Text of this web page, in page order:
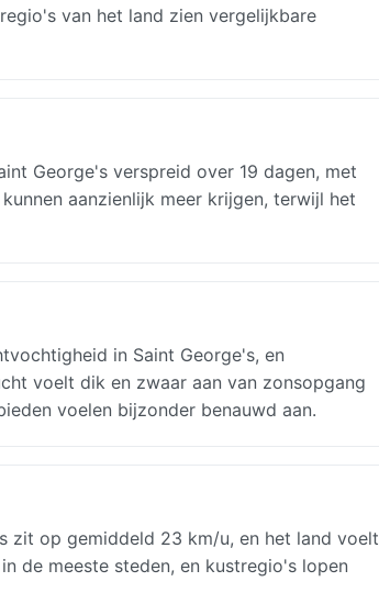
van het land zien vergelijkbare
George's verspreid over 19 dagen, met
aanzienlijk meer krijgen, terwijl het
in Saint George's, en
voelt dik en zwaar aan van zonsopgang
voelen bijzonder benauwd aan.
zit op gemiddeld 23 km/u, en het land voelt
de meeste steden, en kustregio's lopen